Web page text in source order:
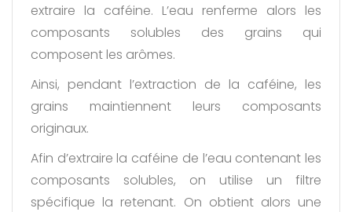
extraire la caféine. L’eau renferme alors les
composants solubles des grains qui
composent les arômes.
Ainsi, pendant l’extraction de la caféine, les
grains maintiennent leurs composants
originaux.
Afin d’extraire la caféine de l’eau contenant les
composants solubles, on utilise un filtre
spécifique la retenant. On obtient alors une